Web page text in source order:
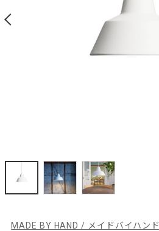
MADE BY HAND / メイドバイハンド